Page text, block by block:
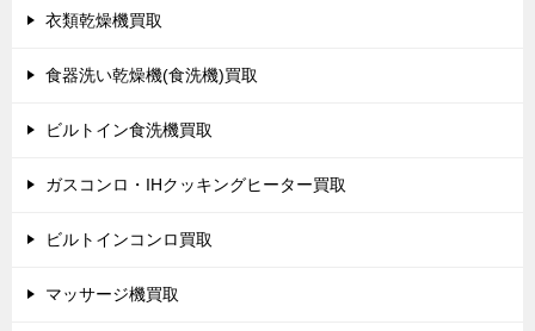
衣類乾燥機買取
食器洗い乾燥機(食洗機)買取
ビルトイン食洗機買取
ガスコンロ・IHクッキングヒーター買取
ビルトインコンロ買取
マッサージ機買取